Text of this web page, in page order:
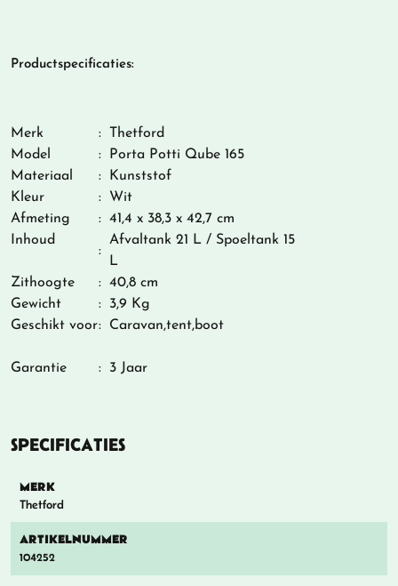
Productspecificaties:
Merk :
Thetford
Model
:
Porta Potti Qube 165
Materiaal
:
Kunststof
Kleur
:
Wit
Afmeting
:
41,4 x 38,3 x 42,7 cm
Inhoud
:
Afvaltank 21 L / Spoeltank 15
L
Zithoogte
:
40,8 cm
Gewicht
:
3,9 Kg
Geschikt voor: Caravan,tent,boot
Garantie : 3 Jaar
SPECIFICATIES
MERK
Thetford
ARTIKELNUMMER
104252